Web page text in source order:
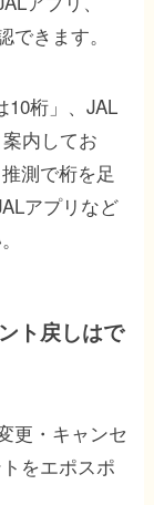
きます。
10桁」、JAL
内してお
測で桁を足
アプリなど
ト戻しはで
更・キャンセ
をエポスポ